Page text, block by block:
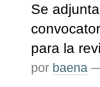
Se
para la
por baena